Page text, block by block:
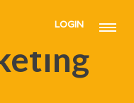
LOGIN